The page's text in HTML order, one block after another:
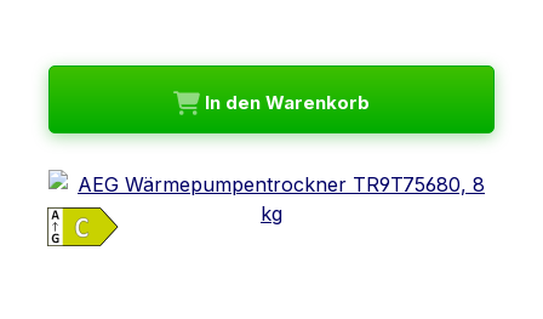
In den Warenkorb